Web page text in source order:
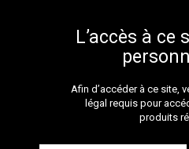
L’accès à
Afin d’accéder à ce site,
légal requis pour
produits